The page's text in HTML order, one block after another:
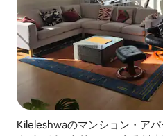
Kileleshwaのマンション・アパ